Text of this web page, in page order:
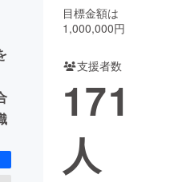
コミュニティ
目標金額は
1,000,000円
支援者数
171
人